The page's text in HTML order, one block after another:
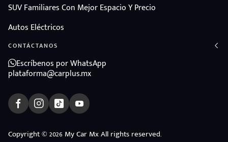
SUV Familiares Con Mejor Espacio Y Precio
Autos Eléctricos
CONTÁCTANOS
Escríbenos por WhatsApp
plataforma@carplus.mx
Copyright © 2026 My Car Mx All rights reserved.